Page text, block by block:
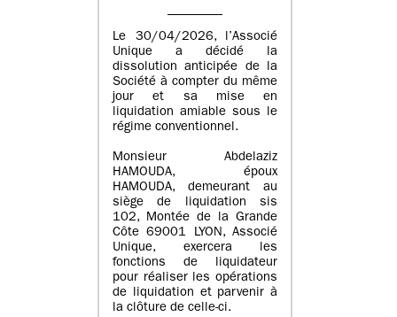
Le 30/04/2026, l’Associé
Unique a décidé la
dissolution anticipée de la
Société à compter du même
jour et sa mise en
liquidation amiable sous le
régime conventionnel.
Monsieur Abdelaziz
HAMOUDA, époux
HAMOUDA, demeurant au
siège de liquidation sis
102, Montée de la Grande
Côte 69001 LYON, Associé
Unique, exercera les
fonctions de liquidateur
pour réaliser les opérations
de liquidation et parvenir à
la clôture de celle-ci.